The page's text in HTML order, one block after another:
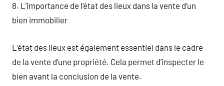
8. L’importance de l’état des lieux dans la vente d’un
bien immobilier
L’état des lieux est également essentiel dans le cadre
de la vente d’une propriété. Cela permet d’inspecter le
bien avant la conclusion de la vente.